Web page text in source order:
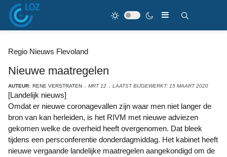
Regio Nieuws Flevoland
Nieuwe maatregelen
AUTEUR: RENE VERSTRATEN MRT 12 LAATST BIJGEWERKT: 15 MAART 2020
[Landelijk nieuws]
Omdat er nieuwe coronagevallen zijn waar men niet langer de
bron van kan herleiden, is het RIVM met nieuwe adviezen
gekomen welke de overheid heeft overgenomen. Dat bleek
tijdens een persconferentie donderdagmiddag. Het kabinet heeft
nieuwe vergaande landelijke maatregelen aangekondigd om de